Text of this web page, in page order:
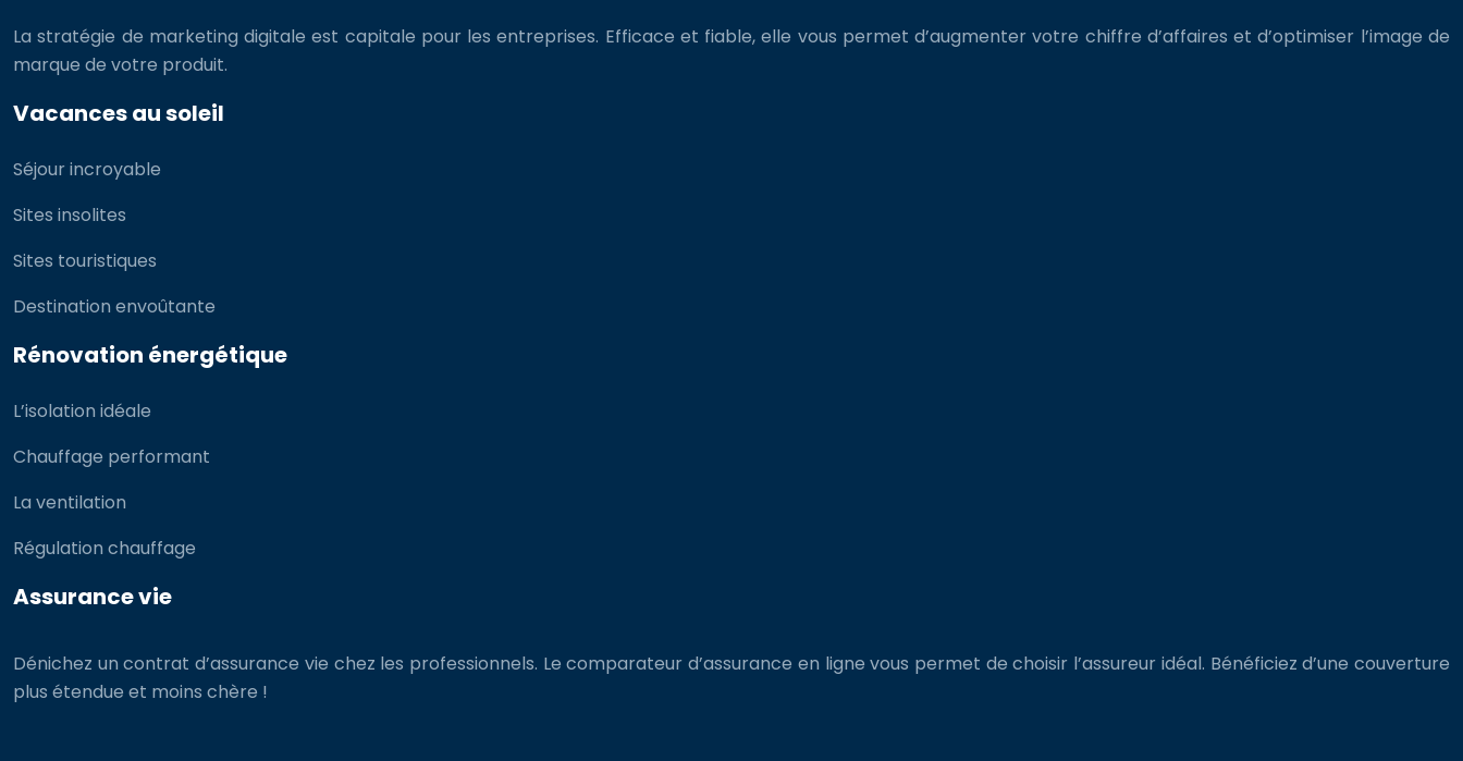
La stratégie de marketing digitale est capitale pour les entreprises. Efficace et fiable, elle vous permet d’augmenter votre chiffre d’affaires et d’optimiser l’image de
marque de votre produit.
Vacances au soleil
Séjour incroyable
Sites insolites
Sites touristiques
Destination envoûtante
Rénovation énergétique
L’isolation idéale
Chauffage performant
La ventilation
Régulation chauffage
Assurance vie
Dénichez un contrat d’assurance vie chez les professionnels. Le comparateur d’assurance en ligne vous permet de choisir l’assureur idéal. Bénéficiez d’une couverture
plus étendue et moins chère !